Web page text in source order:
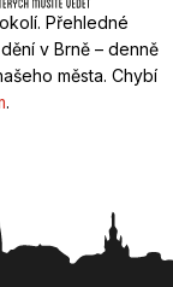
Přehledné
v Brně – denně
města. Chybí
.